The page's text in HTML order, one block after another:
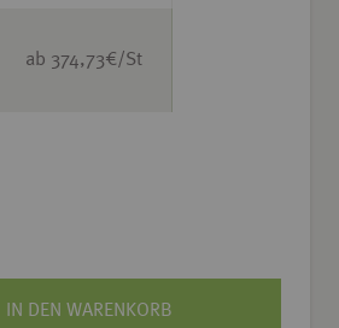
ab 374,73€/St
IN DEN WARENKORB